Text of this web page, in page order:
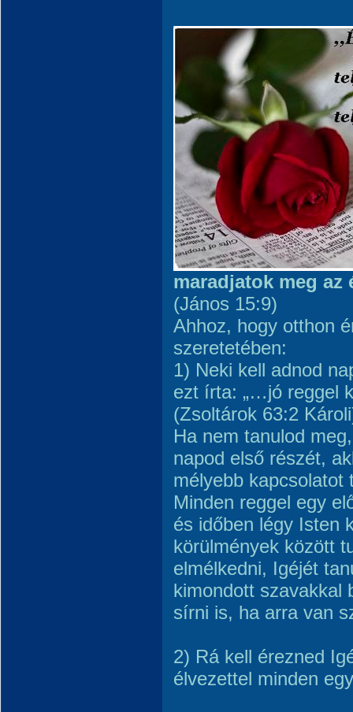
maradjatok meg az
(János 15:9)
Ahhoz, hogy otthon
szeretetében:
1) Neki kell adnod
ezt írta: „…jó reggel
(Zsoltárok 63:2
Ha nem tanulod
napod első részét,
mélyebb
Minden reggel egy
és időben légy Isten
körülmények között
elmélkedni, Igéjét
kimondott szavakkal
sírni is, ha arra van
2) Rá kell érezned
élvezettel minden